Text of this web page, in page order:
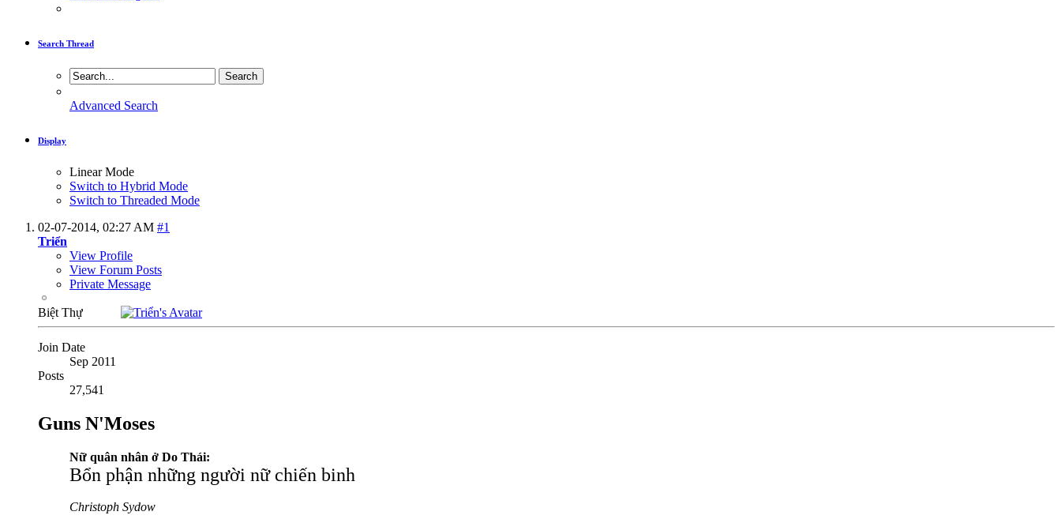
Search Thread
Advanced Search
Display
Linear Mode
Switch to Hybrid Mode
Switch to Threaded Mode
02-07-2014, 02:27 AM #1
Triển
View Profile
View Forum Posts
Private Message
Biệt Thự
Join Date
Sep 2011
Posts
27,541
Guns N'Moses
Nữ quân nhân ở Do Thái:
Bổn phận những người nữ chiến binh
Christoph Sydow